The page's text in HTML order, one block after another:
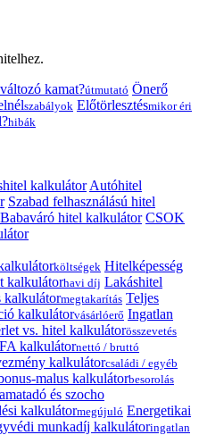
kamat?útmutató Önerő
szabályok Előtörlesztésmikor éri
hibák
kalkulátor Autóhitel
Szabad felhasználású hitel
Babaváró hitel kalkulátor CSOK
költségek Hitelképesség
kalkulátorhavi díj Lakáshitel
kalkulátormegtakarítás Teljes
kalkulátorvásárlóerő Ingatlan
vs. hitel kalkulátorösszevetés
kalkulátornettó / bruttó
kalkulátorcsaládi / egyéb
malus kalkulátorbesorolás
és szocho
kalkulátormegújuló Energetikai
munkadíj kalkulátoringatlan